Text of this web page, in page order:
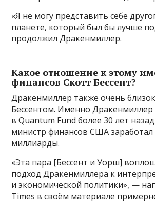
«Я не могу представить себе
планете, который был бы лучше
продолжил Дракенмиллер.
Какое отношение к этому
финансов Скотт Бессент?
Дракенмиллер также очень
Бессентом. Именно Дракенмиллер
в Quantum Fund более 30 лет
министр финансов США заработал
миллиарды.
«Эта пара [Бессент и Уорш]
подход Дракенмиллера к
и экономической политики», —
Times в своём материале